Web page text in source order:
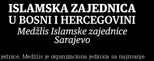
Medžlis je organizaciona jedinica sa najmanje